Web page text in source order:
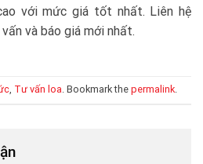
với mức giá tốt nhất. Liên hệ
và báo giá mới nhất.
Tư vấn loa . Bookmark the permalink